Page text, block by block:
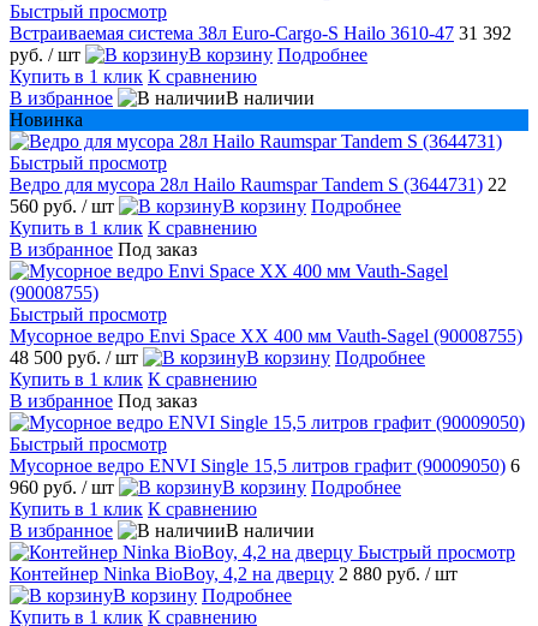
Быстрый просмотр
Встраиваемая система 38л Euro-Cargo-S Hailo 3610-47 31 392
руб. / шт В корзину Подробнее
Купить в 1 клик К сравнению
В избранное
В наличии
Новинка
Быстрый просмотр
Ведро для мусора 28л Hailo Raumspar Tandem S (3644731) 22
560 руб. / шт В корзину Подробнее
Купить в 1 клик К сравнению
В избранное Под заказ
Быстрый просмотр
Мусорное ведро Envi Space XX 400 мм Vauth-Sagel (90008755)
48 500 руб. / шт В корзину Подробнее
Купить в 1 клик К сравнению
В избранное Под заказ
Быстрый просмотр
Мусорное ведро ENVI Single 15,5 литров графит (90009050) 6
960 руб. / шт В корзину Подробнее
Купить в 1 клик К сравнению
В избранное
В наличии
Быстрый просмотр
Контейнер Ninka BioBoy, 4,2 на дверцу 2 880 руб. / шт
В корзину Подробнее
Купить в 1 клик К сравнению